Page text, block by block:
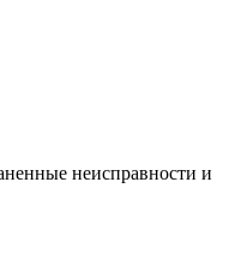
неисправности и